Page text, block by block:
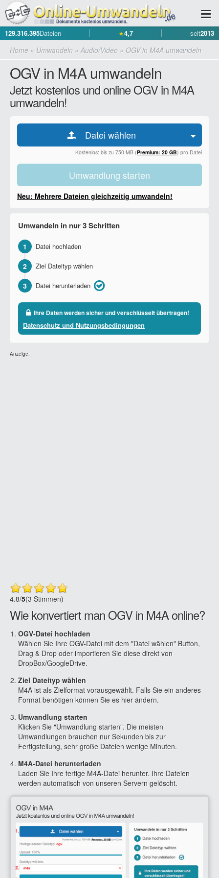
129.316.395Dateien ★4,7 seit2013
Home » Umwandeln » Audio/Video » OGV in M4A umwandeln
OGV in M4A umwandeln
Jetzt kostenlos und online OGV in M4A
umwandeln!
Datei wählen
Kostenlos: bis zu 750 MB (Premium: 20 GB) pro Datei
Umwandlung starten
Neu: Mehrere Dateien gleichzeitig umwandeln!
Umwandeln in nur 3 Schritten
1 Datei hochladen
2 Ziel Dateityp wählen
3 Datei herunterladen
Ihre Daten werden sicher und verschlüsselt übertragen!
Datenschutz und Nutzungsbedingungen
Anzeige:
4.8/5(3 Stimmen)
Wie konvertiert man OGV in M4A online?
OGV-Datei hochladen
Wählen Sie Ihre OGV-Datei mit dem "Datei wählen" Button,
Drag & Drop oder importieren Sie diese direkt von
DropBox/GoogleDrive.
Ziel Dateityp wählen
M4A ist als Zielformat vorausgewählt. Falls Sie ein anderes
Format benötigen können Sie es hier ändern.
Umwandlung starten
Klicken Sie "Umwandlung starten". Die meisten
Umwandlungen brauchen nur Sekunden bis zur
Fertigstellung, sehr große Dateien wenige Minuten.
M4A-Datei herunterladen
Laden Sie Ihre fertige M4A-Datei herunter. Ihre Dateien
werden automatisch von unseren Servern gelöscht.